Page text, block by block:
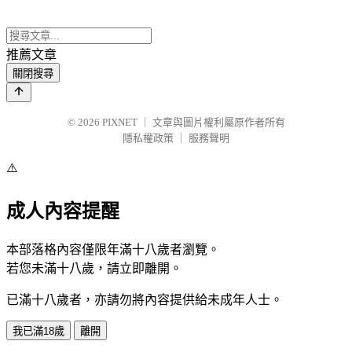
推薦文章
關閉搜尋
© 2026 PIXNET
文章與圖片權利屬原作者所有
隱私權政策
服務聲明
⚠️
成人內容提醒
本部落格內容僅限年滿十八歲者瀏覽。
若您未滿十八歲，請立即離開。
已滿十八歲者，亦請勿將內容提供給未成年人士。
我已滿18歲 離開